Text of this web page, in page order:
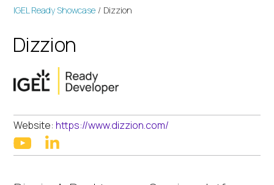
IGEL Ready Showcase Dizzion
Dizzion
Website: https://www.dizzion.com/
youtube